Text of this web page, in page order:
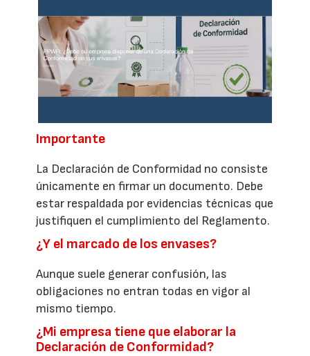
Importante
La Declaración de Conformidad no consiste
únicamente en firmar un documento. Debe
estar respaldada por evidencias técnicas que
justifiquen el cumplimiento del Reglamento.
¿Y el marcado de los envases?
Aunque suele generar confusión, las
obligaciones no entran todas en vigor al
mismo tiempo.
¿Mi empresa tiene que elaborar la
Declaración de Conformidad?